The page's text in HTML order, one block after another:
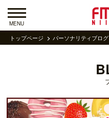
MENU
トップページ パーソナリティブログ